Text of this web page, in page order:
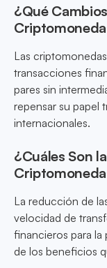
¿Qué
Las
transacciones
pares sin
repensar su papel
internacionales.
¿Cuáles Son
La reducción de
velocidad de
financieros para
de los beneficios